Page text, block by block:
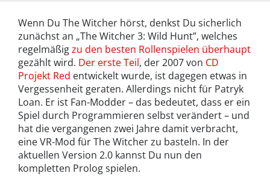
Wenn Du The Witcher hörst, denkst Du sicherlich
zunächst an „The Witcher 3: Wild Hunt”, welches
regelmäßigzu den besten Rollenspielen überhaupt
gezählt wird. Der erste Teil, der 2007 von CD
Projekt Red entwickelt wurde, ist dagegen etwas in
Vergessenheit geraten. Allerdings nicht für Patryk
Loan. Er ist Fan-Modder – das bedeutet, dass er ein
Spiel durch Programmieren selbst verändert – und
hat die vergangenen zwei Jahre damit verbracht,
eine VR-Mod für The Witcher zu basteln. In der
aktuellen Version 2.0 kannst Du nun den
kompletten Prolog spielen.